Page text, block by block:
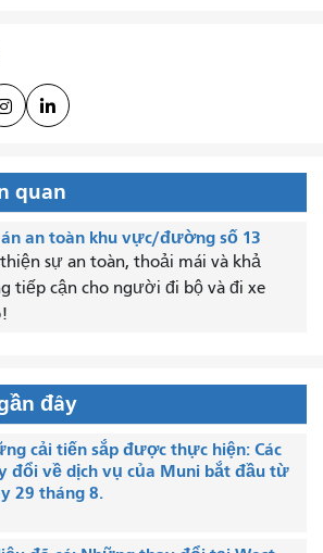

quan
an toàn khu vực/đường số 13
sự an toàn, thoải mái và khả
tiếp cận cho người đi bộ và đi xe
đây
cải tiến sắp được thực hiện: Các
đổi về dịch vụ của Muni bắt đầu từ
29 tháng 8.